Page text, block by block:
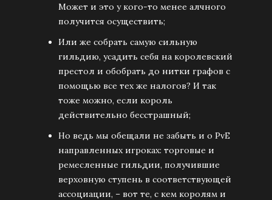
Может и это у кого-то менее алчного
получится осуществить;
Или же собрать самую сильную
гильдию, усадить себя на королевский
престол и обобрать до нитки графов с
помощью все тех же налогов? И так
тоже можно, если король
действительно бесстрашный;
Но ведь мы обещали не забыть и о PvE
направленных игроках: торговые и
ремесленные гильдии, получившие
верховную ступень в соответствующей
ассоциации, – вот те, с кем королям и